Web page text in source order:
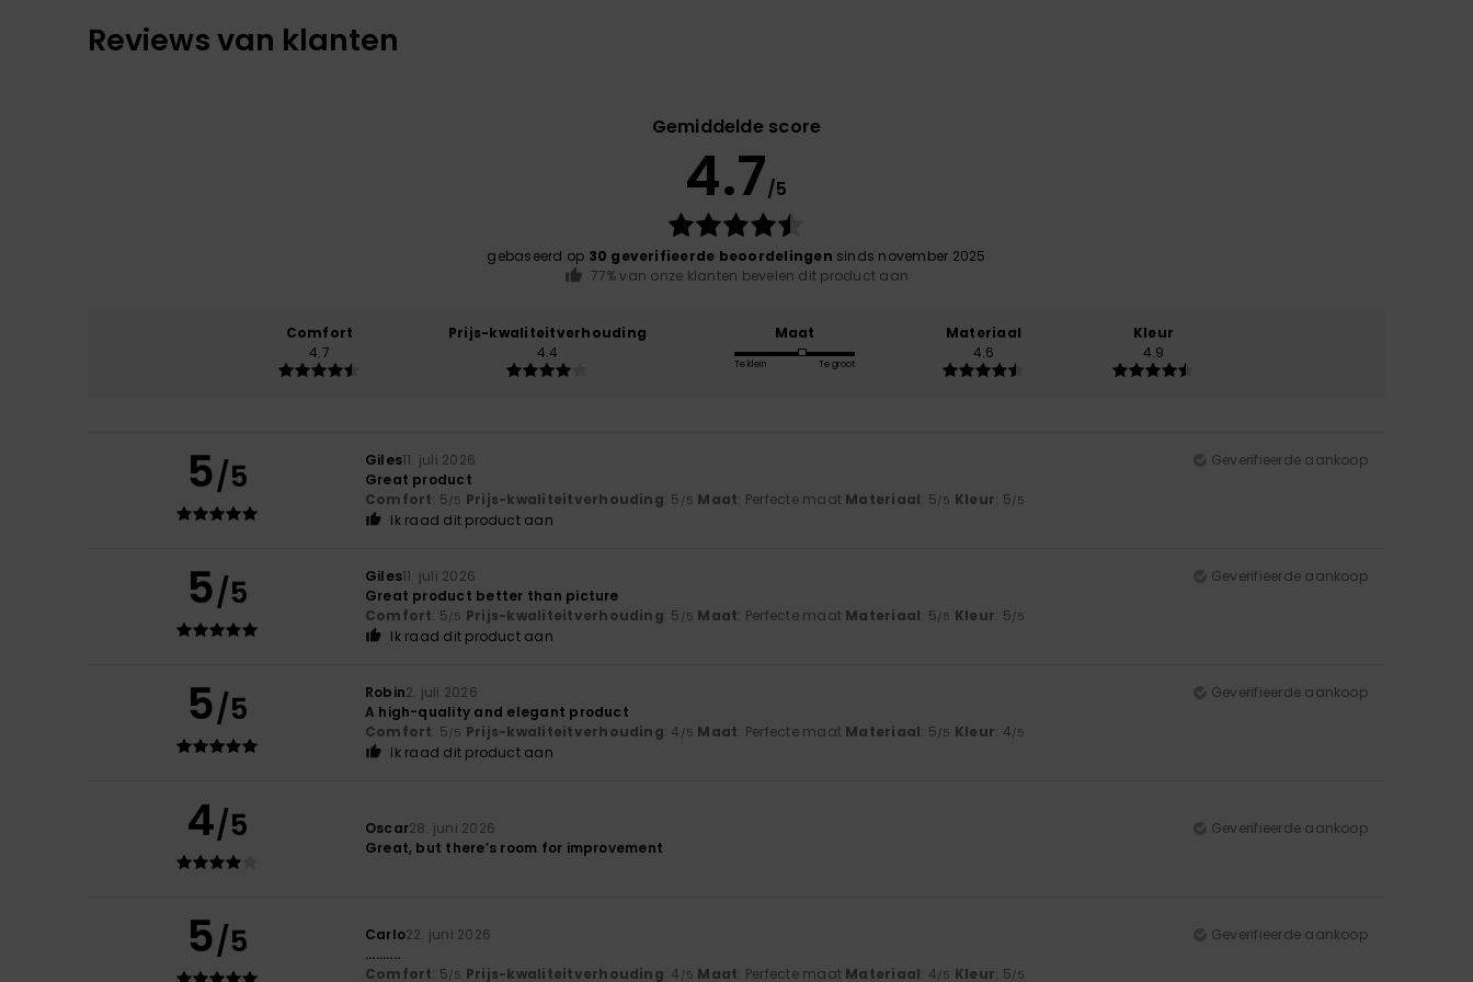
Reviews van klanten
Gemiddelde score
4.7/5
gebaseerd op 30 geverifieerde beoordelingen sinds november 2025
77% van onze klanten bevelen dit product aan
Comfort
4.7
Prijs-kwaliteitverhouding
4.4
Maat
Te klein Te groot
Materiaal
4.6
Kleur
4.9
5/5 Giles11. juli 2026
Geverifieerde aankoop
Great product
Comfort: 5/5 Prijs-kwaliteitverhouding: 5 /5 Maat: Perfecte maat Materiaal: 5/5 Kleur: 5/5
Ik raad dit product aan
5/5 Giles11. juli 2026
Geverifieerde aankoop
Great product better than picture
Comfort: 5/5 Prijs-kwaliteitverhouding: 5 /5 Maat: Perfecte maat Materiaal: 5/5 Kleur: 5/5
Ik raad dit product aan
5/5 Robin2. juli 2026
Geverifieerde aankoop
A high-quality and elegant product
Comfort: 5/5 Prijs-kwaliteitverhouding: 4 /5 Maat: Perfecte maat Materiaal: 5/5 Kleur: 4/5
Ik raad dit product aan
4/5 Oscar28. juni 2026
Geverifieerde aankoop
Great, but there’s room for improvement
5/5 Carlo22. juni 2026
Geverifieerde aankoop
..........
Comfort: 5/5 Prijs-kwaliteitverhouding: 4 /5 Maat: Perfecte maat Materiaal: 4/5 Kleur: 5/5